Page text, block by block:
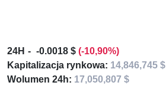
24H -0.0018 $ (-10,90%)
Kapitalizacja rynkowa: 14,846,745 $
Wolumen 24h: 17,050,807 $